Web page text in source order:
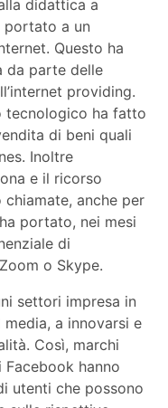
didattica a
portato a un
Questo ha
da parte delle
providing.
tecnologico ha fatto
di beni quali
Inoltre
e il ricorso
anche per
portato, nei mesi
di
o Skype.
settori impresa in
a innovarsi e
Così, marchi
hanno
utenti che possono